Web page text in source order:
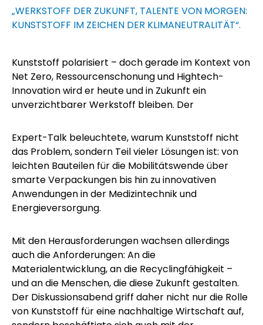
„WERKSTOFF DER ZUKUNFT, TALENTE VON MORGEN:
KUNSTSTOFF IM ZEICHEN DER KLIMANEUTRALITÄT“.
Kunststoff polarisiert – doch gerade im Kontext von
Net Zero, Ressourcenschonung und Hightech-
Innovation wird er heute und in Zukunft ein
unverzichtbarer Werkstoff bleiben. Der
Expert-Talk beleuchtete, warum Kunststoff nicht
das Problem, sondern Teil vieler Lösungen ist: von
leichten Bauteilen für die Mobilitätswende über
smarte Verpackungen bis hin zu innovativen
Anwendungen in der Medizintechnik und
Energieversorgung.
Mit den Herausforderungen wachsen allerdings
auch die Anforderungen: An die
Materialentwicklung, an die Recyclingfähigkeit –
und an die Menschen, die diese Zukunft gestalten.
Der Diskussionsabend griff daher nicht nur die Rolle
von Kunststoff für eine nachhaltige Wirtschaft auf,